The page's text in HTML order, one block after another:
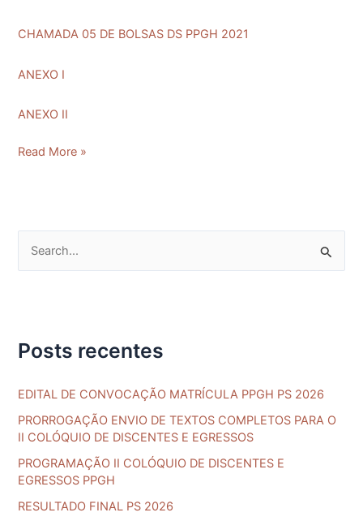
CHAMADA 05 DE BOLSAS DS PPGH 2021
ANEXO I
ANEXO II
Read More »
u
s
a
r
p
o
r
Posts recentes
EDITAL DE CONVOCAÇÃO MATRÍCULA PPGH PS 2026
PRORROGAÇÃO ENVIO DE TEXTOS COMPLETOS PARA O
II COLÓQUIO DE DISCENTES E EGRESSOS
PROGRAMAÇÃO II COLÓQUIO DE DISCENTES E
EGRESSOS PPGH
RESULTADO FINAL PS 2026